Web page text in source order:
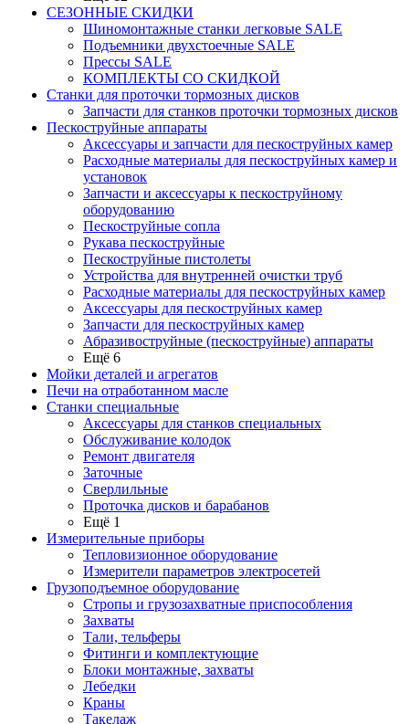
СЕЗОННЫЕ СКИДКИ
Шиномонтажные станки легковые SALE
Подъемники двухстоечные SALE
Прессы SALE
КОМПЛЕКТЫ СО СКИДКОЙ
Станки для проточки тормозных дисков
Запчасти для станков проточки тормозных дисков
Пескоструйные аппараты
Аксессуары и запчасти для пескоструйных камер
Расходные материалы для пескоструйных камер и
установок
Запчасти и аксессуары к пескоструйному
оборудованию
Пескоструйные сопла
Рукава пескоструйные
Пескоструйные пистолеты
Устройства для внутренней очистки труб
Расходные материалы для пескоструйных камер
Аксессуары для пескоструйных камер
Запчасти для пескоструйных камер
Абразивоструйные (пескоструйные) аппараты
Ещё 6
Мойки деталей и агрегатов
Печи на отработанном масле
Станки специальные
Аксессуары для станков специальных
Обслуживание колодок
Ремонт двигателя
Заточные
Сверлильные
Проточка дисков и барабанов
Ещё 1
Измерительные приборы
Тепловизионное оборудование
Измерители параметров электросетей
Грузоподъемное оборудование
Стропы и грузозахватные приспособления
Захваты
Тали, тельферы
Фитинги и комплектующие
Блоки монтажные, захваты
Лебедки
Краны
Такелаж